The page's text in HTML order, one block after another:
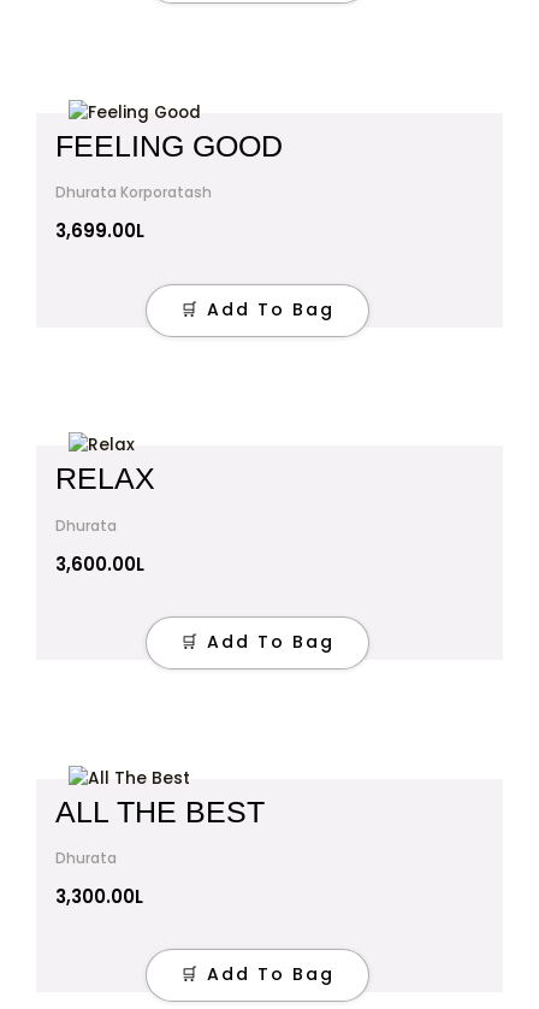
FEELING GOOD
Dhurata Korporatash
3,699.00L
🛒 Add To Bag
RELAX
Dhurata
3,600.00L
🛒 Add To Bag
ALL THE BEST
Dhurata
3,300.00L
🛒 Add To Bag